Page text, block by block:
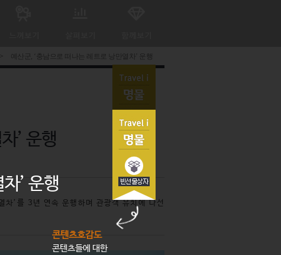
> 예산군, ‘충남으로 떠나는 레트로 낭만열차’ 운행
’ 운행
’를 3년 연속 운행하며 관광객 유치에 나선
’ 운행
콘텐츠호감도
콘텐츠들에 대한